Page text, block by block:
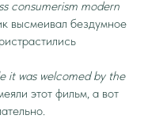
consumerism modern
высмеивал бездумное
it was welcomed by the
этот фильм, а вот